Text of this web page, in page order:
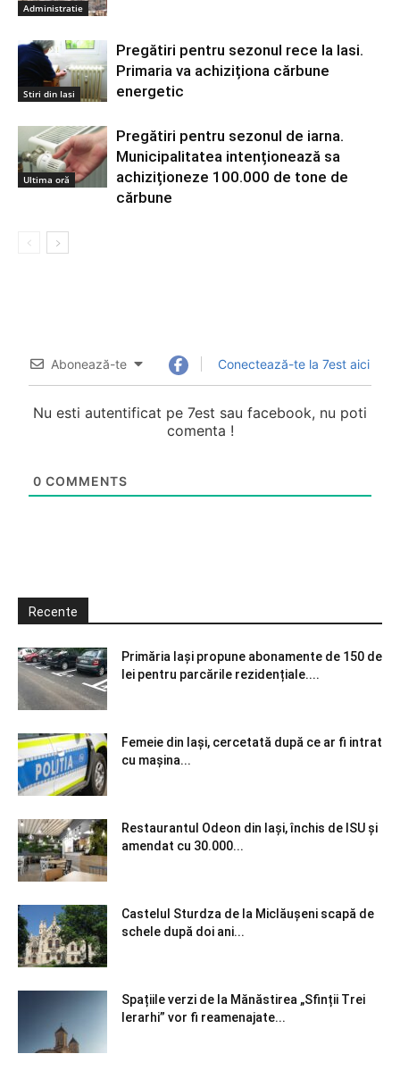
Administratie
Stiri din Iasi
Pregătiri pentru sezonul rece la Iasi.
Primaria va achiziționa cărbune
energetic
Ultima oră
Pregătiri pentru sezonul de iarna.
Municipalitatea intenționează sa
achiziționeze 100.000 de tone de
cărbune
Abonează-te Conectează-te la 7est aici
Nu esti autentificat pe 7est sau facebook, nu poti
comenta !
0 COMMENTS
Recente
Primăria Iași propune abonamente de 150 de
lei pentru parcările rezidențiale....
Femeie din Iași, cercetată după ce ar fi intrat
cu mașina...
Restaurantul Odeon din Iași, închis de ISU și
amendat cu 30.000...
Castelul Sturdza de la Miclăușeni scapă de
schele după doi ani...
Spațiile verzi de la Mănăstirea „Sfinții Trei
Ierarhi” vor fi reamenajate...